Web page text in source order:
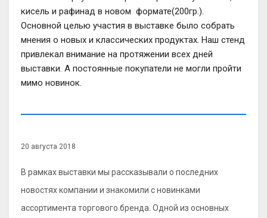
кисель и рафинад в новом формате(200гр.).
Основной целью участия в выставке было собрать
мнения о новых и классических продуктах. Наш стенд
привлекал внимание на протяжении всех дней
выставки. А постоянные покупатели не могли пройти
мимо новинок.
20 августа 2018
В рамках выставки мы рассказывали о последних
новостях компании и знакомили с новинками
ассортимента торгового бренда. Одной из основных